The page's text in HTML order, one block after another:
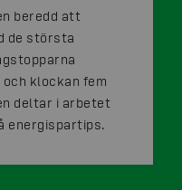
beredd att
de största
klockan fem
deltar i arbetet
energispartips.